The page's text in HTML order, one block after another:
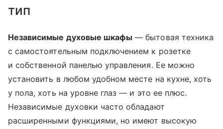
тип
Независимые духовые шкафы — бытовая техника
с самостоятельным подключением к розетке
и собственной панелью управления. Ее можно
установить в любом удобном месте на кухне, хоть
у пола, хоть на уровне глаз — и это ее плюс.
Независимые духовки часто обладают
расширенными функциями, но имеют высокую